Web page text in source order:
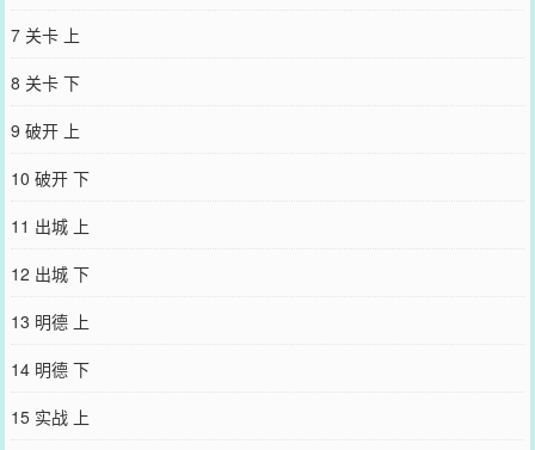
7 关卡 上
8 关卡 下
9 破开 上
10 破开 下
11 出城 上
12 出城 下
13 明德 上
14 明德 下
15 实战 上